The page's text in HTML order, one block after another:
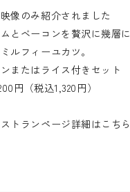
像のみ紹介されました
とベーコンを贅沢に幾層
ルフィーユカツ。
またはライス付きセット
円（税込1,320円）
トランページ詳細は こちら